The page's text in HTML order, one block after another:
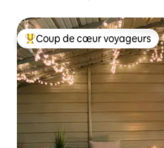
Coups de cœur voyageurs les
Coup de cœur voyageurs